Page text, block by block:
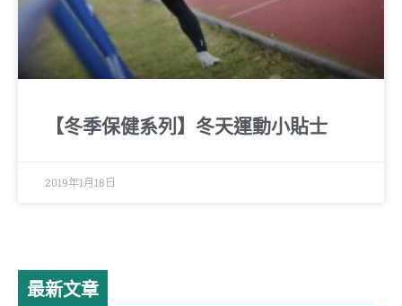
【冬季保健系列】冬天運動小貼士
2019年1月18日
最新文章